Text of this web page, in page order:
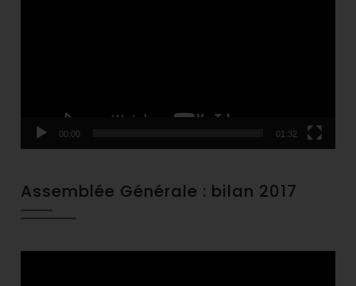
00:00 01:32
Assemblée Générale : bilan 2017